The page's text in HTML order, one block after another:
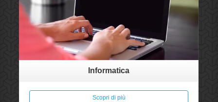
Informatica
Scopri di più